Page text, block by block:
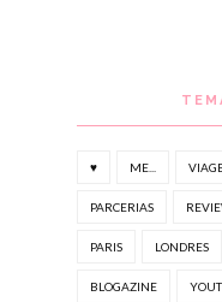
♥ ME...
PARCERIAS
PARIS LONDRES
BLOGAZINE